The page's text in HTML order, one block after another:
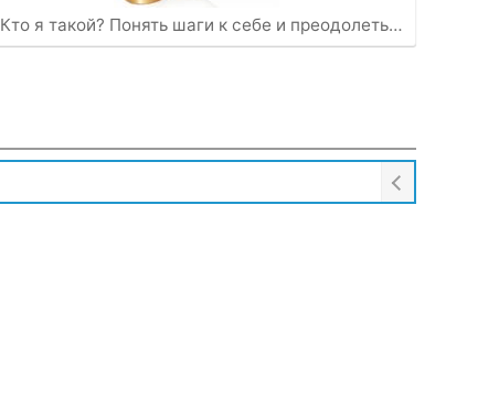
Кто я такой? Понять шаги к себе и преодолеть…